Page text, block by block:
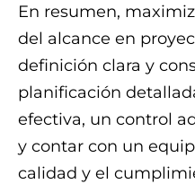
En resumen,
del alcance en
definición clara y
planificación
efectiva, un control
y contar con un
calidad y el